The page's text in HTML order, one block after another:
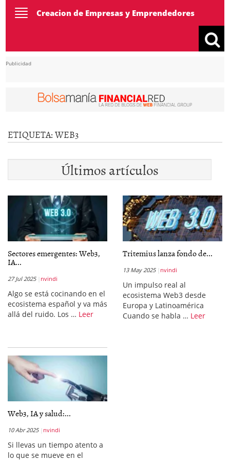
ToggleCreacion de Empresas y Emprendedores
Publicidad
ETIQUETA:WEB3
Últimos artículos
Sectores emergentes: Web3,
IA...
27 Jul 2025 nvindi
Algo se está cocinando en el
ecosistema español y va más
allá del ruido. Los … Leer
Tritemius lanza fondo de...
13 May 2025 nvindi
Un impulso real al
ecosistema Web3 desde
Europa y Latinoamérica
Cuando se habla … Leer
Web3, IA y salud:...
10 Abr 2025 nvindi
Si llevas un tiempo atento a
lo que se mueve en el